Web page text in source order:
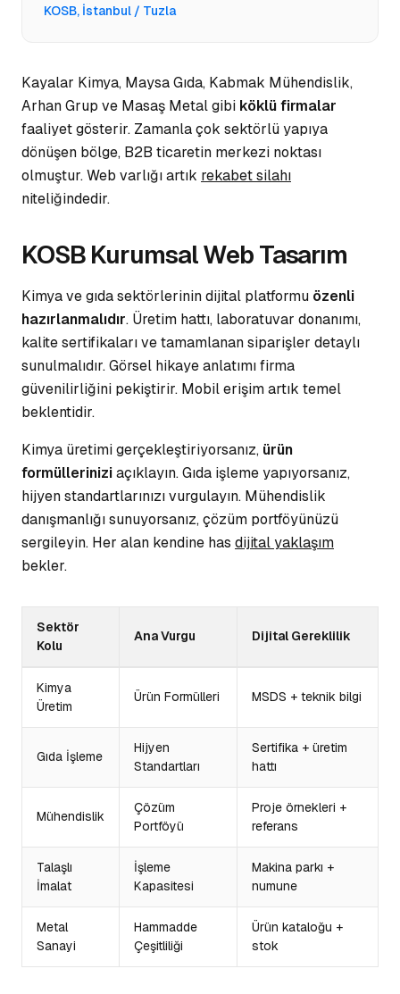
KOSB, İstanbul / Tuzla
Kayalar Kimya, Maysa Gıda, Kabmak Mühendislik,
Arhan Grup ve Masaş Metal gibi köklü firmalar
faaliyet gösterir. Zamanla çok sektörlü yapıya
dönüşen bölge, B2B ticaretin merkezi noktası
olmuştur. Web varlığı artık rekabet silahı
niteliğindedir.
KOSB Kurumsal Web Tasarım
Kimya ve gıda sektörlerinin dijital platformu özenli
hazırlanmalıdır. Üretim hattı, laboratuvar donanımı,
kalite sertifikaları ve tamamlanan siparişler detaylı
sunulmalıdır.Görsel hikayeanlatımı firma
güvenilirliğini pekiştirir. Mobil erişim artık temel
beklentidir.
Kimya üretimi gerçekleştiriyorsanız, ürün
formülleriniziaçıklayın. Gıda işleme yapıyorsanız,
hijyen standartlarınızı vurgulayın. Mühendislik
danışmanlığı sunuyorsanız,çözüm portföyünüzü
sergileyin. Her alan kendine has dijital yaklaşım
bekler.
Sektör
Kolu
Ana Vurgu Dijital Gereklilik
Kimya
Üretim
Ürün Formülleri MSDS + teknik bilgi
Gıda İşleme
Hijyen
Standartları
Sertifika + üretim
hattı
Mühendislik
Çözüm
Portföyü
Proje örnekleri +
referans
Talaşlı
İmalat
İşleme
Kapasitesi
Makina parkı +
numune
Metal
Sanayi
Hammadde
Çeşitliliği
Ürün kataloğu +
stok